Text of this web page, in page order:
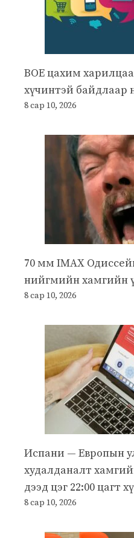
BOE цахим
хүчинтэй
8 сар 10, 2026
70 мм IMAX
нийгмийн хамгийн
8 сар 10, 2026
Испани — Европын
худалданалт
дээд цэг 22:00 цагт
8 сар 10, 2026